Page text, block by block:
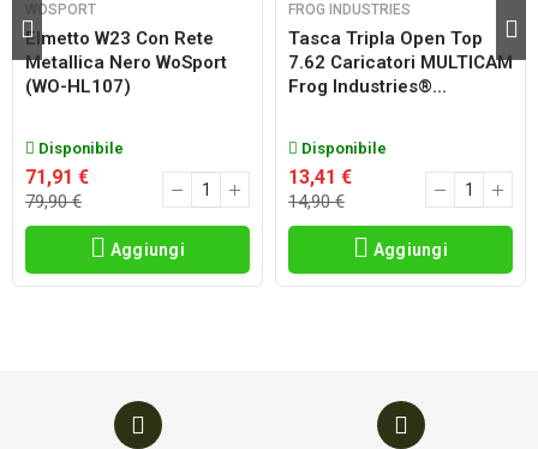
WOSPORT
Elmetto W23 Con Rete
Metallica Nero WoSport
(WO-HL107)
Disponibile
71,91 €
79,90 €
Aggiungi
FROG INDUSTRIES
Tasca Tripla Open Top
7.62 Caricatori MULTICAM
Frog Industries®...
Disponibile
13,41 €
14,90 €
Aggiungi